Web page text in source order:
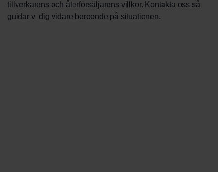
tillverkarens och återförsäljarens villkor. Kontakta oss så
guidar vi dig vidare beroende på situationen.